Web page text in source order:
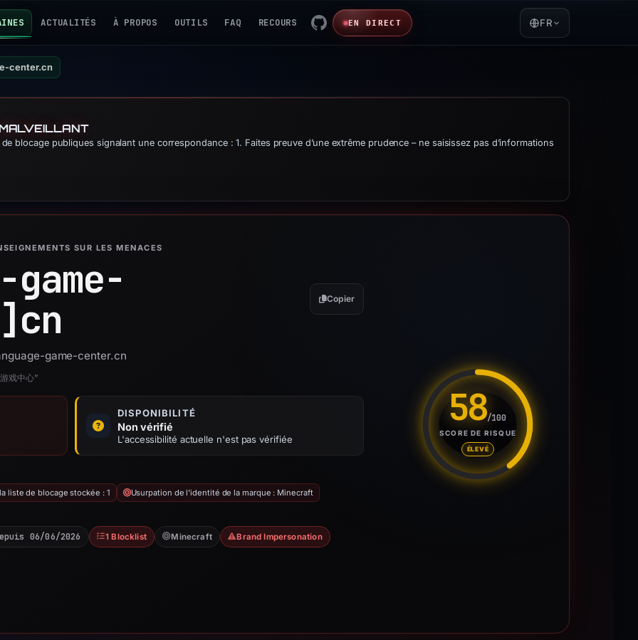
ACTUALITÉS À PROPOS OUTILS FAQ RECOURS EN DIRECT FR
center.cn
blocage publiques signalant une correspondance : 1. Faites preuve d’une extrême prudence – ne saisissez pas d’informations
SUR LES MENACES
cn Copier
game-center.cn
戏中心”
DISPONIBILITÉ
Non vérifié
L'accessibilité actuelle n'est pas vérifiée
liste de blocage stockée : 1 Usurpation de l'identité de la marque : Minecraft
06/06/2026 1 Blocklist Minecraft Brand Impersonation
58/100
SCORE DE RISQUE
ÉLEVÉ
Score de risque : 58 sur 100.